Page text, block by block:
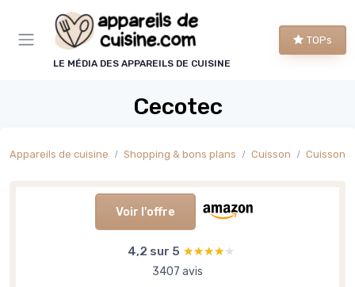
LE MÉDIA DES APPAREILS DE CUISINE
TOPs
Cecotec
Appareils de cuisine Shopping & bons plans Cuisson Cuisson
Voir l'offre
4,2 sur 5 ★★★★★
★★★★★
3407 avis
Panneau de gestion des cookies